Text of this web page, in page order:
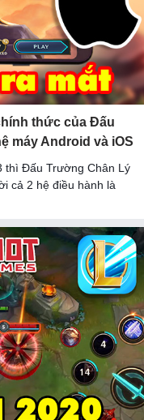
thức của Đấu
máy Android và iOS
thì Đấu Trường Chân Lý
cả 2 hệ điều hành là